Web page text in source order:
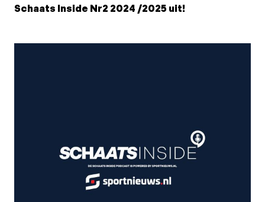
Schaats Inside Nr2 2024 /2025 uit!